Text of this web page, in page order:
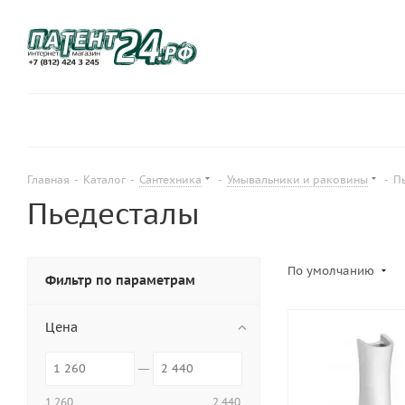
Главная - Каталог - Сантехника - Умывальники и раковины -
Пьедесталы
По умолчанию
Фильтр по параметрам
Цена
1 260 2 440